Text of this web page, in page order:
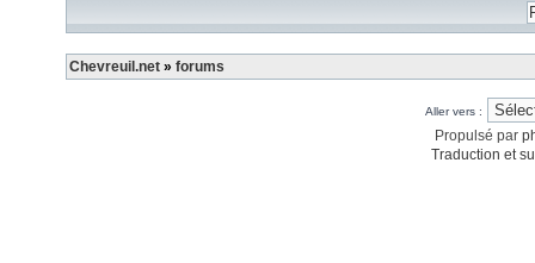
Chevreuil.net » forums
Aller vers :
Propulsé par
Traduction et